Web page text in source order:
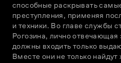
способные раскрывать
преступления, применяя
и техники. Во главе службы
Рогозина, лично отвечающая
должны входить только
Вместе они не только найдут